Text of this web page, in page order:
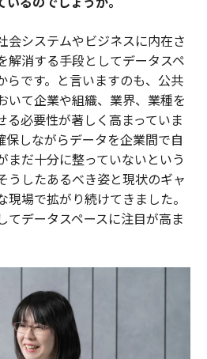
会システムやビジネスに内在さ
解消する手段としてデータスペ
らです。と言いますのも、公共
いて企業や組織、業界、業種を
る必要性が著しく高まっていま
保しながらデータを企業間で自
まだ十分に整っていないという
したあるべき姿と現状のギャ
現場で拡がり続けてきました。
てデータスペースに注目が高ま